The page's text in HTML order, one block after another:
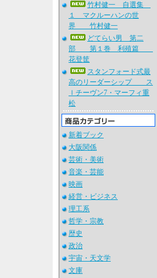
竹村健一 自選集
１ マクルーハンの世
界 竹村健一
どてらい男 第二
部 第１巻 利殖篇
花登筐
スタンフォード式最
高のリーダーシップ ス
ｌチーヴン7・マーフィ重
松
新着ブック
大阪関係
芸術・美術
音楽・芸能
映画
経営・ビジネス
理工系
哲学・宗教
歴史
政治
宇宙・天文学
文庫